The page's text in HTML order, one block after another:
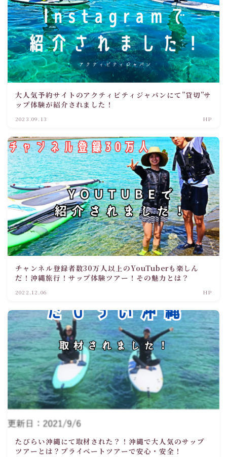
大人気予約サイトのアクティビティジャパンにて”貸切”サ
ップ体験が紹介されました！
2023.09.13 HP
チャンネル登録者数30万人以上のYouTuberも楽しん
だ！沖縄旅行！サップ体験ツアー！その魅力とは？
2022.12.06 HP
たびらい沖縄にて取材された？！沖縄で大人気のサップ
ツアーとは？プライベートツアーで安心・安全！